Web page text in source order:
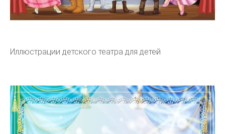
Иллюстрации детского театра для детей